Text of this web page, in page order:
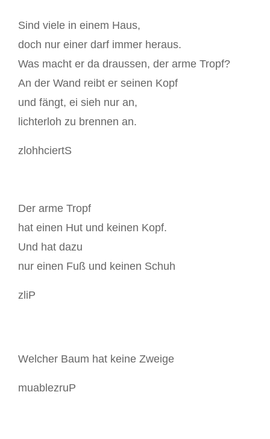
Sind viele in einem Haus,
doch nur einer darf immer heraus.
Was macht er da draussen, der arme Tropf?
An der Wand reibt er seinen Kopf
und fängt, ei sieh nur an,
lichterloh zu brennen an.
zlohhciertS
Der arme Tropf
hat einen Hut und keinen Kopf.
Und hat dazu
nur einen Fuß und keinen Schuh
zliP
Welcher Baum hat keine Zweige
muablezruP